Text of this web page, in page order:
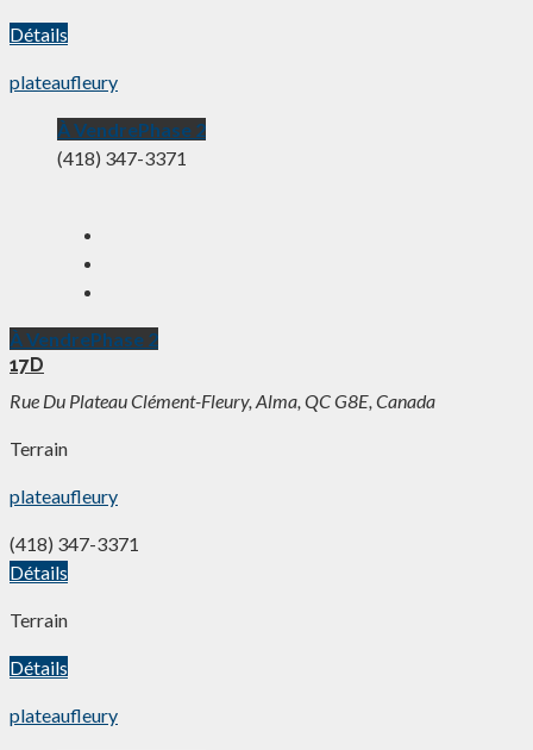
Détails
plateaufleury
À VendrePhase 2
(418) 347-3371
À VendrePhase 2
17D
Rue Du Plateau Clément-Fleury, Alma, QC G8E, Canada
Terrain
plateaufleury
(418) 347-3371
Détails
Terrain
Détails
plateaufleury